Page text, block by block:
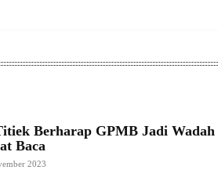
Berharap GPMB Jadi
Baca
2023